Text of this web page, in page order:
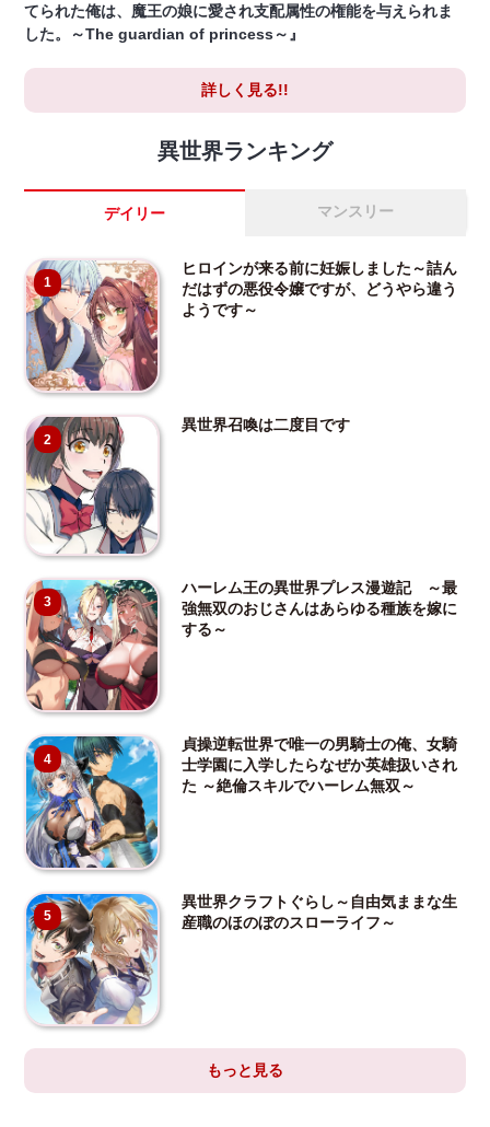
てられた俺は、魔王の娘に愛され支配属性の権能を与えられま
した。～The guardian of princess～』
詳しく見る!!
異世界ランキング
デイリー マンスリー
1
ヒロインが来る前に妊娠しました～詰ん
だはずの悪役令嬢ですが、どうやら違う
ようです～
2
異世界召喚は二度目です
3
ハーレム王の異世界プレス漫遊記 ～最
強無双のおじさんはあらゆる種族を嫁に
する～
4
貞操逆転世界で唯一の男騎士の俺、女騎
士学園に入学したらなぜか英雄扱いされ
た ～絶倫スキルでハーレム無双～
5
異世界クラフトぐらし～自由気ままな生
産職のほのぼのスローライフ～
もっと見る